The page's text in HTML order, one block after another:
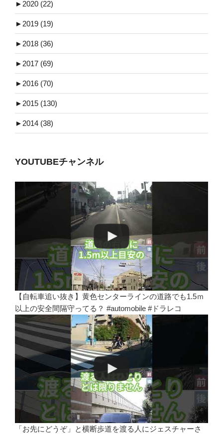
► 2020 (22)
► 2019 (19)
► 2018 (36)
► 2017 (69)
► 2016 (70)
► 2015 (130)
► 2014 (38)
YOUTUBEチャンネル
【自転車追い抜き】黄色センターラインの道路でも1.5ｍ
以上の安全間隔守ってる？ #automobile #ドラレコ
「お先にどうぞ」と横断歩道を渡る人にジェスチャーさ